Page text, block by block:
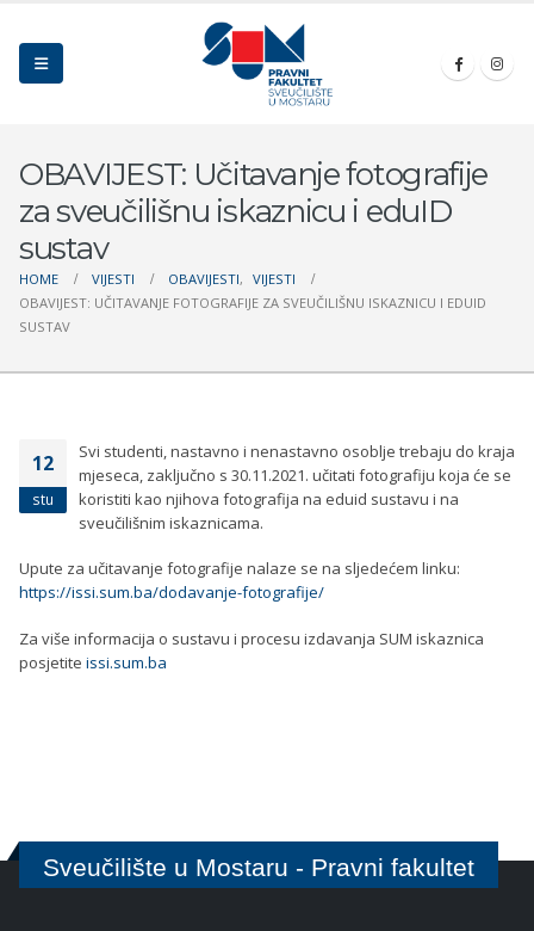
OBAVIJEST: Učitavanje fotografije
za sveučilišnu iskaznicu i eduID
sustav
HOME VIJESTI OBAVIJESTI, VIJESTI
OBAVIJEST: UČITAVANJE FOTOGRAFIJE ZA SVEUČILIŠNU ISKAZNICU I EDUID
SUSTAV
12
stu
Svi studenti, nastavno i nenastavno osoblje trebaju do kraja
mjeseca, zaključno s 30.11.2021. učitati fotografiju koja će se
koristiti kao njihova fotografija na eduid sustavu i na
sveučilišnim iskaznicama.
Upute za učitavanje fotografije nalaze se na sljedećem linku:
https://issi.sum.ba/dodavanje-fotografije/
Za više informacija o sustavu i procesu izdavanja SUM iskaznica
posjetite issi.sum.ba
Sveučilište u Mostaru - Pravni fakultet